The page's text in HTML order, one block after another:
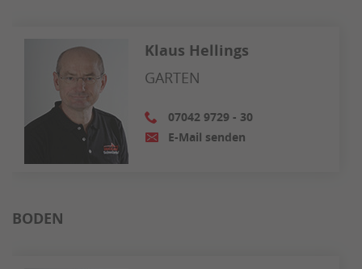
Klaus Hellings
GARTEN
07042 9729 - 30
E-Mail senden
BODEN